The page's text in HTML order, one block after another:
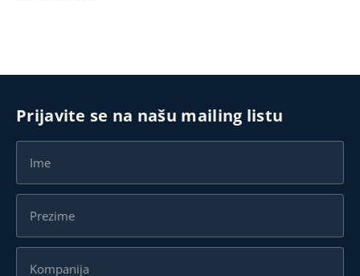
Prijavite se na našu mailing listu